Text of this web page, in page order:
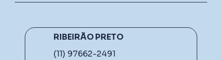
RIBEIRÃO PRETO
(11) 97662-2491